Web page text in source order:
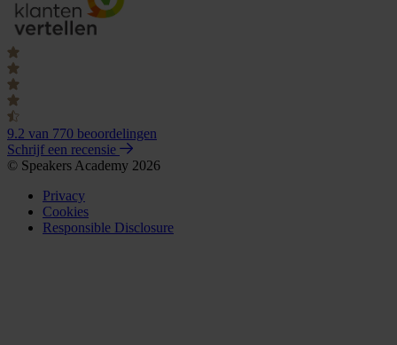
9.2 van 770 beoordelingen
Schrijf een recensie
© Speakers Academy 2026
Privacy
Cookies
Responsible Disclosure